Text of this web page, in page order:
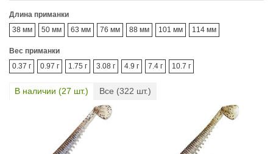
Длина приманки
38 мм
50 мм 63 мм 76 мм 88 мм 101 мм 114 мм
Вес приманки
0.37 г
0.97 г 1.75 г 3.08 г 4.9 г 7.4 г 10.7 г
В наличии (27 шт.) Все (322 шт.)